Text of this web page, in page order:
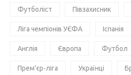
Футболіст Півзахисник
Ліга чемпіонів УЄФА Іспанія
Англія Європа Футбол
Прем'єр-ліга Українці